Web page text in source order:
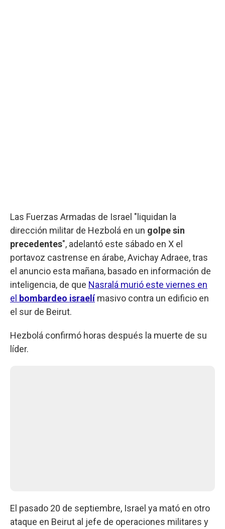
Las Fuerzas Armadas de Israel "liquidan la
dirección militar de Hezbolá en un golpe sin
precedentes", adelantó este sábado en X el
portavoz castrense en árabe, Avichay Adraee, tras
el anuncio esta mañana, basado en información de
inteligencia, de que Nasralá murió este viernes en
el bombardeo israelímasivo contra un edificio en
el sur de Beirut.
Hezbolá confirmó horas después la muerte de su
líder.
El pasado 20 de septiembre, Israel ya mató en otro
ataque en Beirut al jefe de operaciones militares y